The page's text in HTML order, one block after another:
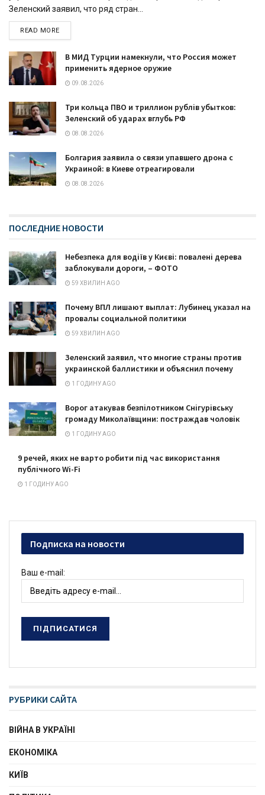
Зеленский заявил, что ряд стран...
READ MORE
В МИД Турции намекнули, что Россия может
применить ядерное оружие
09.08.2026
Три кольца ПВО и триллион рублів убытков:
Зеленский об ударах вглубь РФ
08.08.2026
Болгария заявила о связи упавшего дрона с
Украиной: в Киеве отреагировали
08.08.2026
ПОСЛЕДНИЕ НОВОСТИ
Небезпека для водіїв у Києві: повалені дерева
заблокували дороги, – ФОТО
59 ХВИЛИН AGO
Почему ВПЛ лишают выплат: Лубинец указал на
провалы социальной политики
59 ХВИЛИН AGO
Зеленский заявил, что многие страны против
украинской баллистики и объяснил почему
1 ГОДИНУ AGO
Ворог атакував безпілотником Снігурівську
громаду Миколаївщини: постраждав чоловік
1 ГОДИНУ AGO
9 речей, яких не варто робити під час використання
публічного Wi-Fi
1 ГОДИНУ AGO
Подписка на новости
Ваш e-mail:
РУБРИКИ САЙТА
ВІЙНА В УКРАЇНІ
ЕКОНОМІКА
КИЇВ